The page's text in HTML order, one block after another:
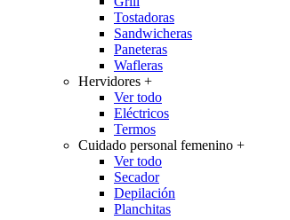
Tostadoras
Sandwicheras
Paneteras
Wafleras
Hervidores +
Ver todo
Eléctricos
Termos
Cuidado personal femenino +
Ver todo
Secador
Depilación
Planchitas